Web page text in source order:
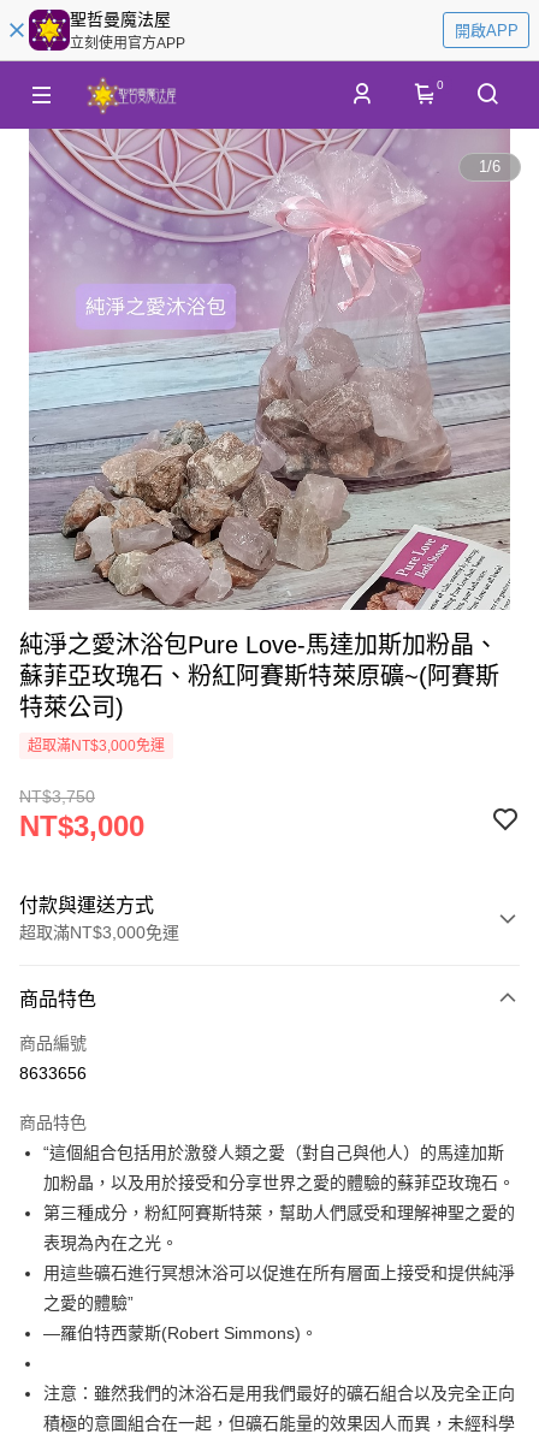
聖哲曼魔法屋
立刻使用官方APP
開啟APP
0
1/6
純淨之愛沐浴包Pure Love-馬達加斯加粉晶、
蘇菲亞玫瑰石、粉紅阿賽斯特萊原礦~(阿賽斯
特萊公司)
超取滿NT$3,000免運
NT$3,750
NT$3,000
付款與運送方式
超取滿NT$3,000免運
信用卡一次付款
超商取貨付款
Apple Pay
街口支付
悠遊付
ATM付款
運送方式
每筆NT$80，滿NT$3,000(含以上)免運費
商品特色
商品編號
8633656
商品特色
“這個組合包括用於激發人類之愛（對自己與他人）的馬達加斯
加粉晶，以及用於接受和分享世界之愛的體驗的蘇菲亞玫瑰石。
第三種成分，粉紅阿賽斯特萊，幫助人們感受和理解神聖之愛的
表現為內在之光。
用這些礦石進行冥想沐浴可以促進在所有層面上接受和提供純淨
之愛的體驗”
—羅伯特西蒙斯(Robert Simmons)。
注意：雖然我們的沐浴石是用我們最好的礦石組合以及完全正向
積極的意圖組合在一起，但礦石能量的效果因人而異，未經科學